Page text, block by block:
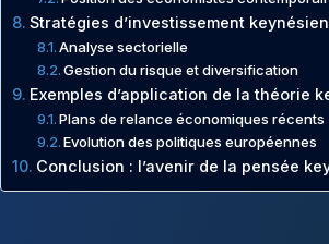
Stratégies d’investissement
Analyse sectorielle
Gestion du risque et diversification
Exemples d’application de la théorie
Plans de relance économiques récents
Evolution des politiques européennes
Conclusion : l’avenir de la pensée